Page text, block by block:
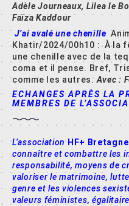
Adèle Journeaux, Lilea le
Faïza Kaddour
J’ai avalé une chenille
Khatir/2024/00h10 : À la
une chenille avec de la
coma et il pense. Bref,
comme les autres. Avec :
ECHANGES APRÈS LA
MEMBRES DE
L’association HF+ Bretagne
connaître et combattre les
responsabilité, moyens de
valoriser le matrimoine,
genre et les violences
valeurs féministes,